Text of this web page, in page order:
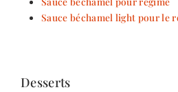
Sauce béchamel light pour le
Desserts